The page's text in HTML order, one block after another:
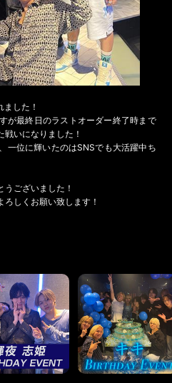
した！
が最終日のラストオーダー終了時まで
いになりました！
一位に輝いたのはSNSでも大活躍中ち
ございました！
しくお願い致します！